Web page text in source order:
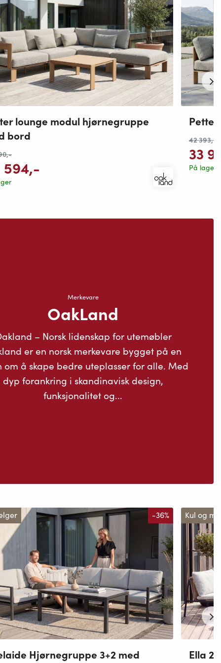
lounge modul hjørnegruppe
bord
,-
594,-
42 393,-
33
På lager
Merkevare
OakLand
– Norsk lidenskap for utemøbler
er en norsk merkevare bygget på en
om å skape bedre uteplasser for alle. Med
dyp forankring i skandinavisk design,
funksjonalitet og...
-36%
Hjørnegruppe 3+2 med
Kul og
Ella 2